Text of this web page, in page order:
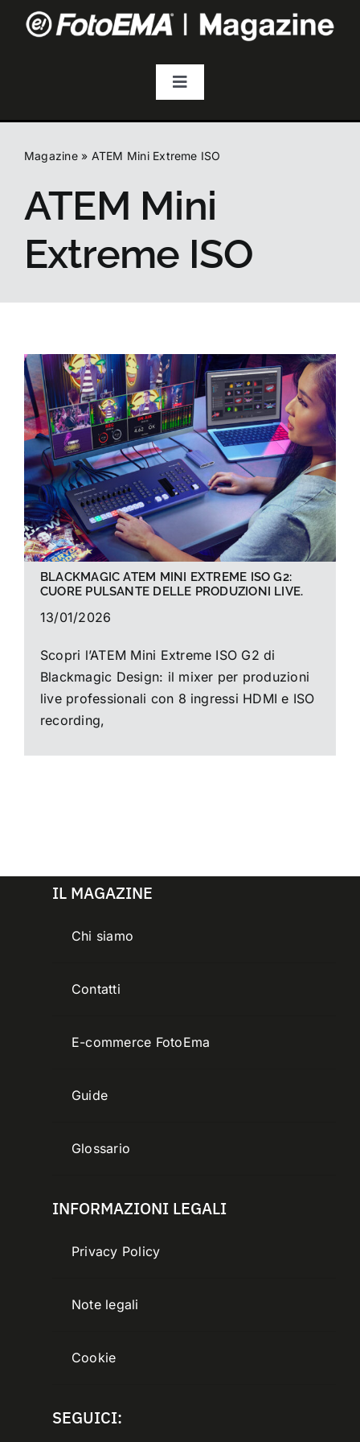
Toggle
Fotografia
La foto del mese
Guide
Cerca
per:
Magazine» ATEM Mini Extreme ISO
ATEM Mini
Extreme ISO
BLACKMAGIC ATEM MINI EXTREME ISO G2:
CUORE PULSANTE DELLE PRODUZIONI LIVE.
13/01/2026
Scopri l’ATEM Mini Extreme ISO G2 di
Blackmagic Design: il mixer per produzioni
live professionali con 8 ingressi HDMI e ISO
recording,
IL MAGAZINE
Chi siamo
Contatti
E-commerce FotoEma
Guide
Glossario
INFORMAZIONI LEGALI
Privacy Policy
Note legali
Cookie
SEGUICI: